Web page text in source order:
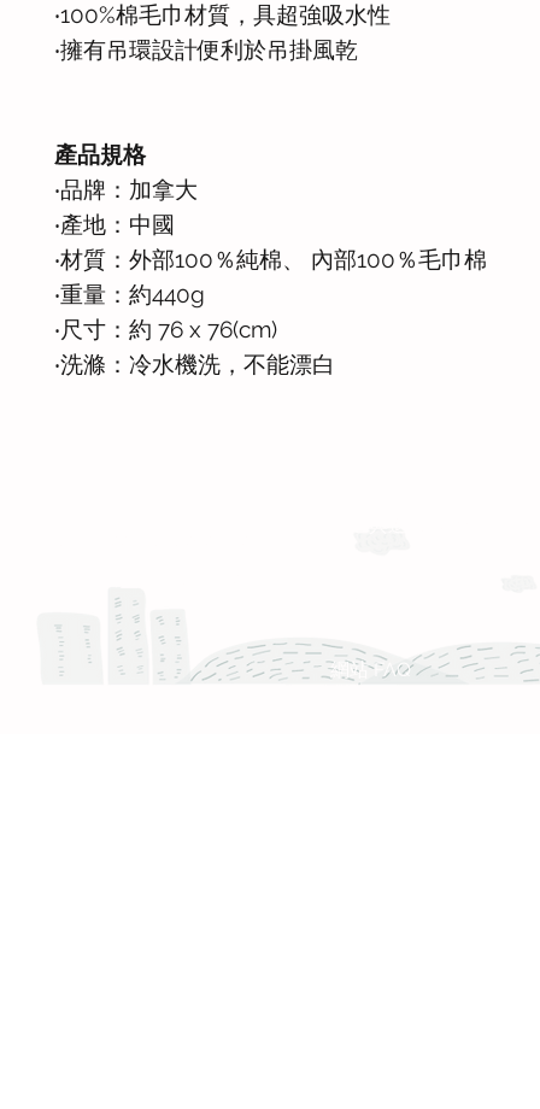
‧100%棉毛巾材質，具超強吸水性
‧擁有吊環設計便利於吊掛風乾
產品規格
‧品牌：加拿大
‧產地：中國
‧材質：外部100％純棉、 內部100％毛巾棉
‧重量：約440g
‧尺寸：約 76 x 76(cm)
‧洗滌：冷水機洗，不能漂白
網站 FAQ